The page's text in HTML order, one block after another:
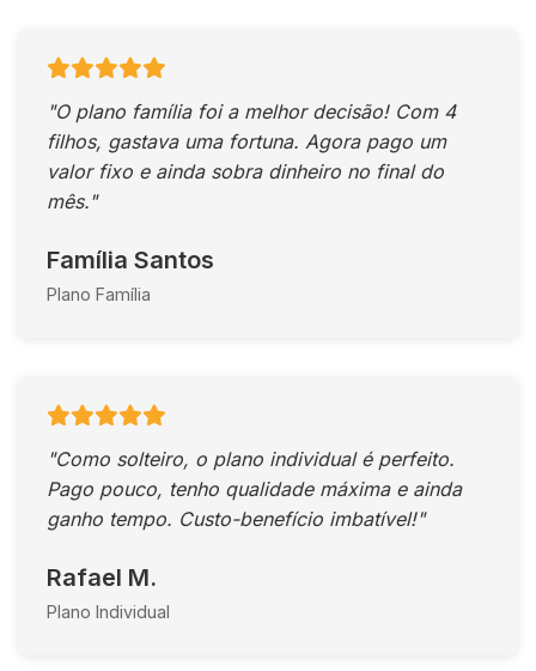
"O plano família foi a melhor decisão! Com 4
filhos, gastava uma fortuna. Agora pago um
valor fixo e ainda sobra dinheiro no final do
mês."
Família Santos
Plano Família
"Como solteiro, o plano individual é perfeito.
Pago pouco, tenho qualidade máxima e ainda
ganho tempo. Custo-benefício imbatível!"
Rafael M.
Plano Individual